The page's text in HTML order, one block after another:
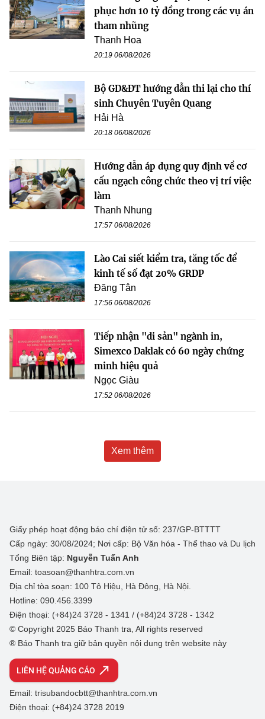
phục hơn 10 tỷ đồng trong các vụ án
tham nhũng
Thanh Hoa
20:19 06/08/2026
Bộ GD&ĐT hướng dẫn thi lại cho thí
sinh Chuyên Tuyên Quang
Hải Hà
20:18 06/08/2026
Hướng dẫn áp dụng quy định về cơ
cấu ngạch công chức theo vị trí việc
làm
Thanh Nhung
17:57 06/08/2026
Lào Cai siết kiểm tra, tăng tốc để
kinh tế số đạt 20% GRDP
Đăng Tân
17:56 06/08/2026
Tiếp nhận "di sản" ngành in,
Simexco Daklak có 60 ngày chứng
minh hiệu quả
Ngọc Giàu
17:52 06/08/2026
Xem thêm
Giấy phép hoạt động báo chí điện tử số: 237/GP-BTTTT
Cấp ngày: 30/08/2024; Nơi cấp: Bộ Văn hóa - Thể thao và Du lịch
Tổng Biên tập: Nguyễn Tuấn Anh
Email: toasoan@thanhtra.com.vn
Địa chỉ tòa soạn: 100 Tô Hiệu, Hà Đông, Hà Nội.
Hotline: 090.456.3399
Điện thoại: (+84)24 3728 - 1341 / (+84)24 3728 - 1342
© Copyright 2025 Báo Thanh tra, All rights reserved
® Báo Thanh tra giữ bản quyền nội dung trên website này
LIÊN HỆ QUẢNG CÁO
Email: trisubandocbtt@thanhtra.com.vn
Điện thoại: (+84)24 3728 2019